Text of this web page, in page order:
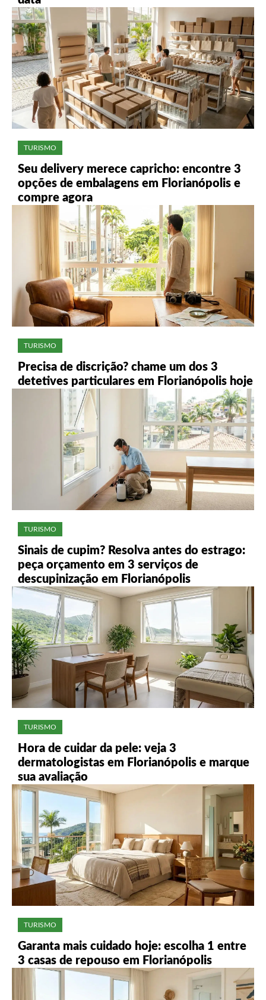
TURISMO
Seu delivery merece capricho: encontre 3
opções de embalagens em Florianópolis e
compre agora
TURISMO
Precisa de discrição? chame um dos 3
detetives particulares em Florianópolis hoje
TURISMO
Sinais de cupim? Resolva antes do estrago:
peça orçamento em 3 serviços de
descupinização em Florianópolis
TURISMO
Hora de cuidar da pele: veja 3
dermatologistas em Florianópolis e marque
sua avaliação
TURISMO
Garanta mais cuidado hoje: escolha 1 entre
3 casas de repouso em Florianópolis